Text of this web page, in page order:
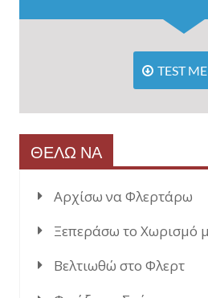
TEST
ΘΕΛΩ ΝΑ
Αρχίσω να Φλερτάρω
Ξεπεράσω το Χωρισμό
Βελτιωθώ στο Φλερτ